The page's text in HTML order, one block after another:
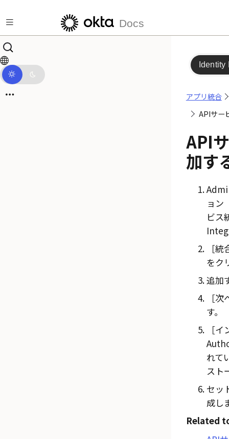
Docs
Identity
アプリ統合
APIサー
API
加す
ョン
ビス
統
をク
追加
次
す。
イ
れて
スト
セッ
成し
Related